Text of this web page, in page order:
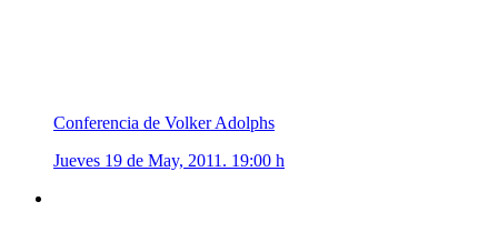
Conferencia de Volker Adolphs
Jueves 19 de May, 2011. 19:00 h